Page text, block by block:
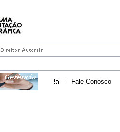
Fale Conosco